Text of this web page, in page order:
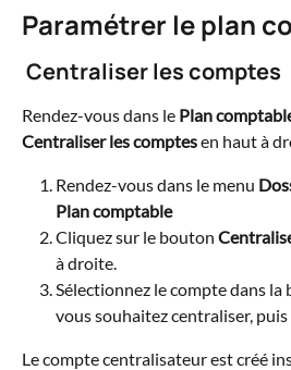
Paramétrer le plan
Centraliser les comptes
Rendez-vous dans le Plan
Centraliser les comptes en haut à
Rendez-vous dans le menu
Plan comptable
Cliquez sur le bouton
à droite.
Sélectionnez le compte dans la
vous souhaitez centraliser,
Le compte centralisateur est créé